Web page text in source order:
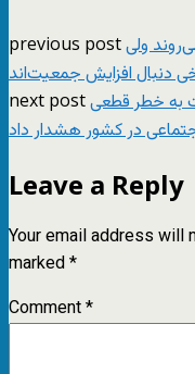
previous postولی
دنبال افزایش جمعیت‌اند
next postبه خطر قطعی
در کشور هشدار داد
Leave a Reply
Your email address will
marked*
Comment*